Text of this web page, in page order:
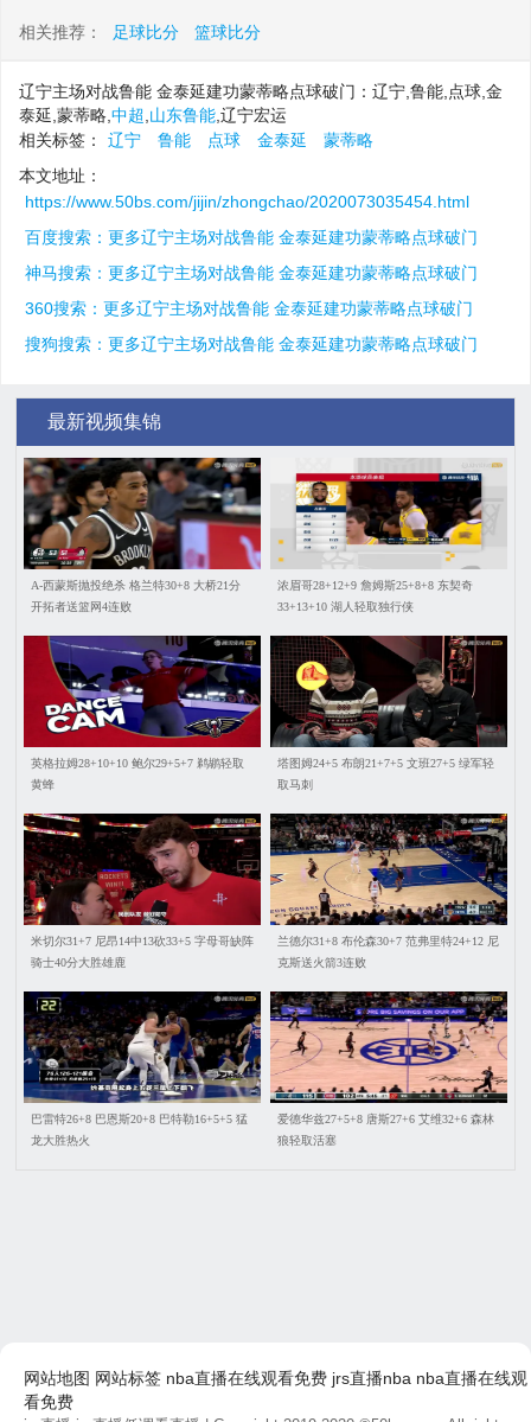
相关推荐： 足球比分 篮球比分
辽宁主场对战鲁能 金泰延建功蒙蒂略点球破门：辽宁,鲁能,点球,金
泰延,蒙蒂略, 中超 山东鲁能 ,辽宁宏运
相关标签：
辽宁 鲁能 点球 金泰延
蒙蒂略
本文地址：
https://www.50bs.com/jijin/zhongchao/2020073035454.html
百度搜索：更多辽宁主场对战鲁能 金泰延建功蒙蒂略点球破门
神马搜索：更多辽宁主场对战鲁能 金泰延建功蒙蒂略点球破门
360搜索：更多辽宁主场对战鲁能 金泰延建功蒙蒂略点球破门
搜狗搜索：更多辽宁主场对战鲁能 金泰延建功蒙蒂略点球破门
最新视频集锦
A-西蒙斯抛投绝杀 格兰特30+8 大桥21分
开拓者送篮网4连败
浓眉哥28+12+9 詹姆斯25+8+8 东契奇
33+13+10 湖人轻取独行侠
英格拉姆28+10+10 鲍尔29+5+7 鹈鹕轻取
黄蜂
塔图姆24+5 布朗21+7+5 文班27+5 绿军轻
取马刺
米切尔31+7 尼昂14中13砍33+5 字母哥缺阵
骑士40分大胜雄鹿
兰德尔31+8 布伦森30+7 范弗里特24+12 尼
克斯送火箭3连败
巴雷特26+8 巴恩斯20+8 巴特勒16+5+5 猛
龙大胜热火
爱德华兹27+5+8 唐斯27+6 艾维32+6 森林
狼轻取活塞
网站地图 网站标签 nba直播在线观看免费 jrs直播nba nba直播在线观
看免费